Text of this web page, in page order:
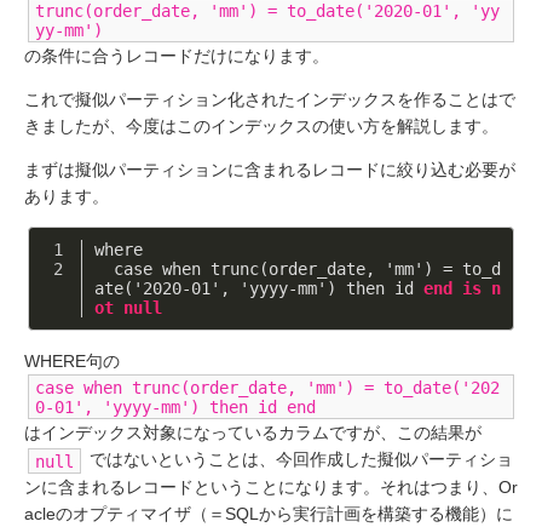
trunc(order_date, 'mm') = to_date('2020-01', 'yy
yy-mm')
の条件に合うレコードだけになります。
これで擬似パーティション化されたインデックスを作ることはで
きましたが、今度はこのインデックスの使い方を解説します。
まずは擬似パーティションに含まれるレコードに絞り込む必要が
あります。
where
ate('2020-01', 'yyyy-mm') then id end is n
ot null
WHERE句の
case when trunc(order_date, 'mm') = to_date('202
0-01', 'yyyy-mm') then id end
はインデックス対象になっているカラムですが、この結果が
null
ではないということは、今回作成した擬似パーティショ
ンに含まれるレコードということになります。それはつまり、Or
acleのオプティマイザ（＝SQLから実行計画を構築する機能）に